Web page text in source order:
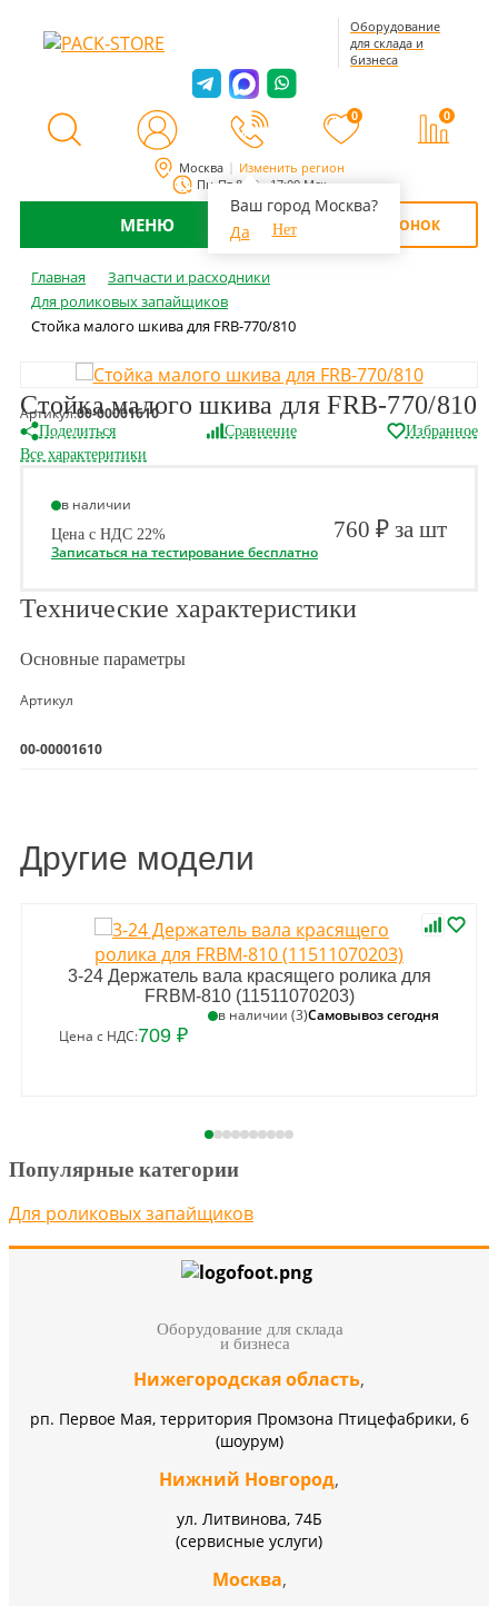
Москва Изменить регион
Ваш город Москва?
Да
Нет
Пн-Пт 8:00 - 17:00 Мск
Оборудование
для склада и
бизнеса
0 0
МЕНЮ ОБРАТНЫЙ ЗВОНОК
Главная
Запчасти и расходники
Для роликовых запайщиков
Стойка малого шкива для FRB-770/810
Стойка малого шкива для FRB-770/810
Артикул:00-00001610
Поделиться Сравнение
Избранное
Все характеритики
в наличии
Цена с НДС 22% 760 ₽ за шт
Записаться на тестирование бесплатно
Технические характеристики
Основные параметры
Артикул
00-00001610
Другие модели
3-24 Держатель вала красящего ролика для
FRBM-810 (11511070203)
в наличии (3)Самовывоз сегодня
Цена с НДС:709 ₽
Популярные категории
Для роликовых запайщиков
Оборудование для склада
и бизнеса
Нижегородская область,
рп. Первое Мая, территория Промзона Птицефабрики, 6
(шоурум)
Нижний Новгород,
ул. Литвинова, 74Б
(сервисные услуги)
Москва,